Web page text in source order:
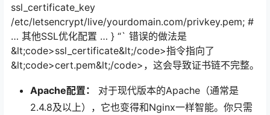
ssl_certificate_key
/etc/letsencrypt/live/yourdomain.com/privkey.pem; #
… 其他SSL优化配置 … } “` 错误的做法是
&lt;code>ssl_certificate&lt;/code>指令指向了
&lt;code>cert.pem&lt;/code>，这会导致证书链不完整。
Apache配置：
对于现代版本的Apache（通常是
2.4.8及以上），它也变得和Nginx一样智能。你只需